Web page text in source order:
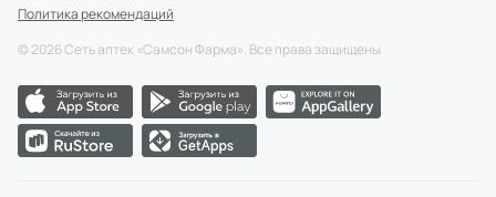
Политика рекомендаций
© 2026Сеть аптек «Самсон Фарма». Все права защищены